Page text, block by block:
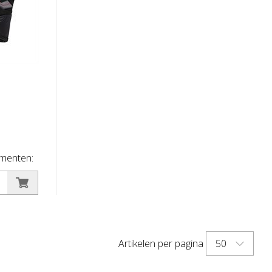
de
Artikelen per pagina 50